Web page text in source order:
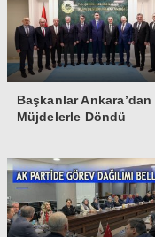
Başkanlar Ankara’dan
Müjdelerle Döndü